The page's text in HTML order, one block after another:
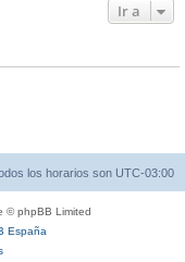
Ir a
los horarios son UTC-03:00
© phpBB Limited
España